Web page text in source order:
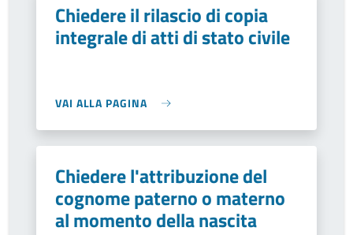
Chiedere il rilascio di copia
integrale di atti di stato civile
VAI ALLA PAGINA
Chiedere l'attribuzione del
cognome paterno o materno
al momento della nascita